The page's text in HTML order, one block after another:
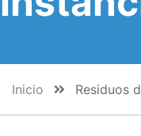
Inicio Residuos